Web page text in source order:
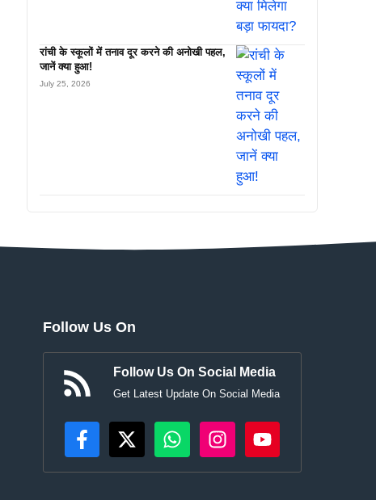
रांची के स्कूलों में तनाव दूर करने की अनोखी पहल,
जानें क्या हुआ!
July 25, 2026
Follow Us On
Follow Us On Social Media
Get Latest Update On Social Media